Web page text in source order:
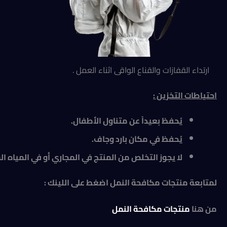
ارتداء القفازات والقناع الواقى اثناء العمل .
احتياطات التخزين :
يُحفظ بعيداً عن متناول الأطفال.
يُحفظ في مكان بارد وجاف.
لا يجوز التخلص من المنتج في المجاري أو في المياه
لمتابعة منتجات مكافحة النمل اضغط على اللينك :
من هنامنتجات مكافحة النمل